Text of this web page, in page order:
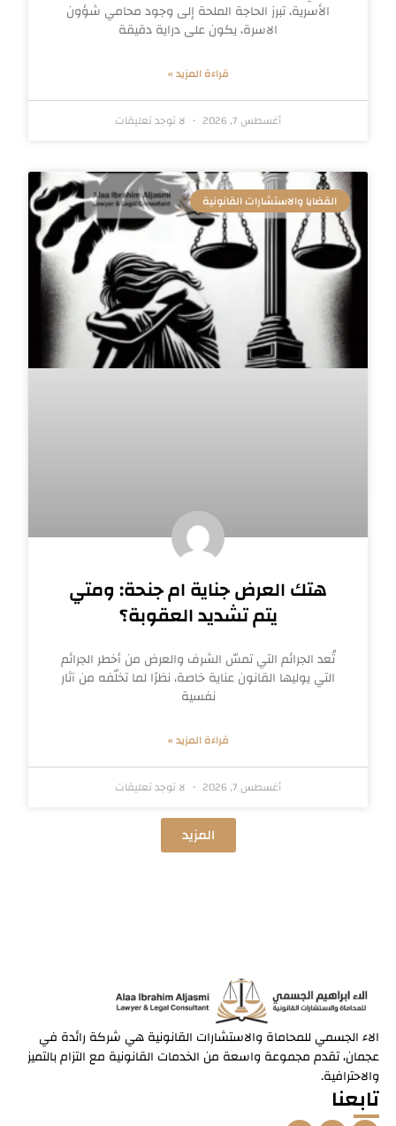
الأسرية، تبرز الحاجة الملحة إلى وجود محامي شؤون
الاسرة، يكون على دراية دقيقة
قراءة المزيد »
أغسطس 7, 2026 لا توجد تعليقات
القضايا والاستشارات القانونية
هتك العرض جناية ام جنحة: ومتي
يتم تشديد العقوبة؟
تُعد الجرائم التي تمسّ الشرف والعرض من أخطر الجرائم
التي يوليها القانون عناية خاصة، نظرًا لما تخلّفه من آثار
نفسية
قراءة المزيد »
أغسطس 7, 2026 لا توجد تعليقات
المزيد
الاء الجسمي للمحاماة والاستشارات القانونية هي شركة رائدة في
عجمان، تقدم مجموعة واسعة من الخدمات القانونية مع التزام بالتميز
والاحترافية.
تابعنا